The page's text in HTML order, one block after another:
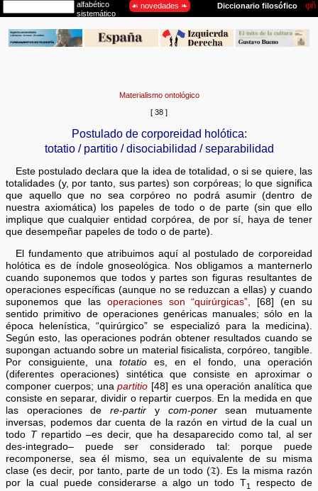
Materialismo ontológico
[ 38 ]
Postulado de corporeidad holótica:
totatio / partitio / disociabilidad / separabilidad
Este postulado declara que la idea de totalidad, o si se quiere, las
totalidades (y, por tanto, sus partes) son corpóreas; lo que significa
que aquello que no sea corpóreo no podrá asumir (dentro de
nuestra axiomática) los papeles de todo o de parte (sin que ello
implique que cualquier entidad corpórea, de por sí, haya de tener
que desempeñar papeles de todo o de parte).
El fundamento que atribuimos aquí al postulado de corporeidad
holótica es de índole gnoseológica. Nos obligamos a manternerlo
cuando suponemos que todos y partes son figuras resultantes de
operaciones específicas (aunque no se reduzcan a ellas) y cuando
suponemos que las operaciones son “quirúrgicas”,
[68] (en su
sentido primitivo de operaciones genéricas manuales; sólo en la
época helenística, “quirúrgico” se especializó para la medicina).
Según esto, las operaciones podrán obtener resultados cuando se
supongan actuando sobre un material fisicalista, corpóreo, tangible.
Por consiguiente, unatotatio es, en el fondo, una operación
(diferentes operaciones) sintética que consiste en aproximar o
componer cuerpos; unapartitio [48] es una operación analítica que
consiste en separar, dividir o repartir cuerpos. En la medida en que
las operaciones dere-partir y com-ponersean mutuamente
inversas, podemos dar cuenta de la razón en virtud de la cual un
todo Trepartido –es decir, que ha desaparecido como tal, al ser
des-integrado– puede ser considerado tal: porque puede
recomponerse, sea él mismo, sea un equivalente de su misma
clase (es decir, por tanto, parte de un todo (𝔗). Es la misma razón
por la cual puede considerarse a algo un todo T1
respecto de